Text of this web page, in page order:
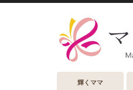
輝くママ